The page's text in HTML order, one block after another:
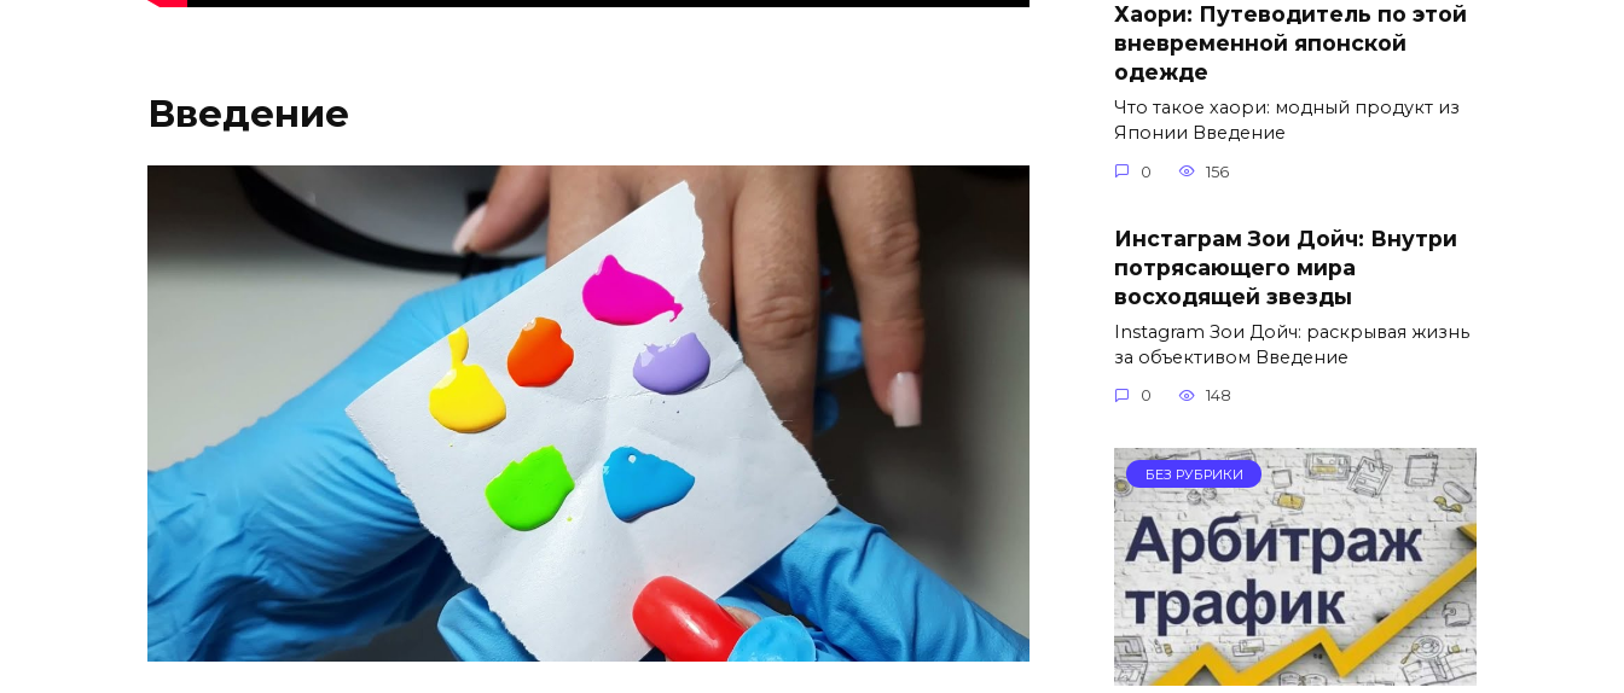
Введение
Хаори: Путеводитель по этой
вневременной японской
одежде
Что такое хаори: модный продукт из
Японии Введение
0 156
Инстаграм Зои Дойч: Внутри
потрясающего мира
восходящей звезды
Instagram Зои Дойч: раскрывая жизнь
за объективом Введение
0 148
БЕЗ РУБРИКИ